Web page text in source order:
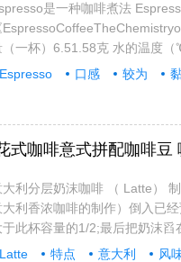
是一种咖啡煮法
（一杯）6.51.58克 水的温度
温度：如
Espresso 口感 较为
式咖啡意式拼配咖啡豆
大利分层奶沫咖啡 （ Latte）
大利香浓咖啡的制作）倒入已
于此杯容量的1/2;最后把奶沫
Latte 特点 意大利 风